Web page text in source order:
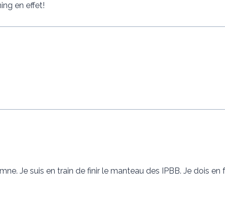
en effet!
Je suis en train de finir le manteau des IPBB. Je dois